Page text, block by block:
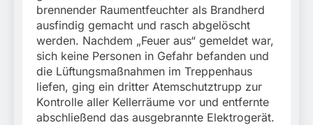
brennender Raumentfeuchter als Brandherd
ausfindig gemacht und rasch abgelöscht
werden. Nachdem „Feuer aus“ gemeldet war,
sich keine Personen in Gefahr befanden und
die Lüftungsmaßnahmen im Treppenhaus
liefen, ging ein dritter Atemschutztrupp zur
Kontrolle aller Kellerräume vor und entfernte
abschließend das ausgebrannte Elektrogerät.